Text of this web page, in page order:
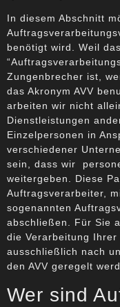
In diesem Abschnitt
benötigt wird. Weil
Zungenbrecher ist,
das Akronym AVV
arbeiten wir nicht
Dienstleistungen
Einzelpersonen in
verschiedener
sein, dass wir
weitergeben. Diese
Auftragsverarbeiter,
sogenannten
abschließen. Für Sie
die Verarbeitung Ihrer
ausschließlich nach
den AVV geregelt
Wer sind